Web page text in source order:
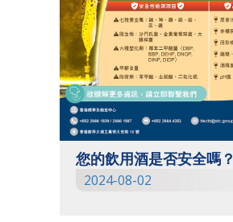
您的飲用酒是否安全嗎？
2024-08-02